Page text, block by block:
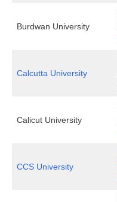
Burdwan University
Calcutta University
Calicut University
CCS University